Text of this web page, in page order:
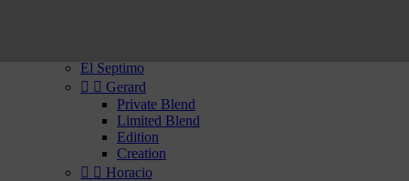
El Septimo
  Gerard
Private Blend
Limited Blend
Edition
Creation
  Horacio